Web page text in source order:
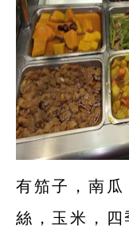
有笳子，南
絲，玉米，四